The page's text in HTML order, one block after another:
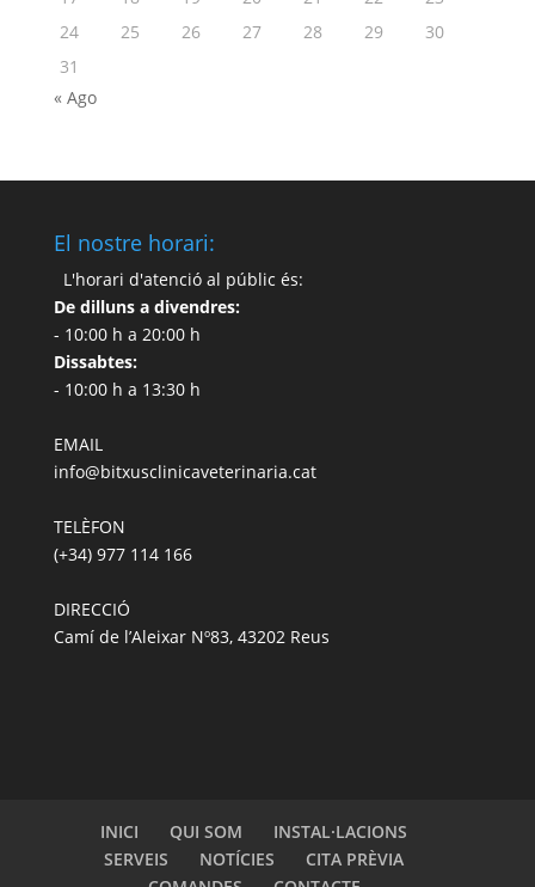
24
25 26 27 28 29
30
31
« Ago
El nostre horari:
L'horari d'atenció al públic és:
De dilluns a divendres:
- 10:00 h a 20:00 h
Dissabtes:
- 10:00 h a 13:30 h
EMAIL
info@bitxusclinicaveterinaria.cat
TELÈFON
(+34) 977 114 166
DIRECCIÓ
Camí de l’Aleixar Nº83, 43202 Reus
INICI QUI SOM
INSTAL·LACIONS
SERVEIS
NOTÍCIES
CITA PRÈVIA